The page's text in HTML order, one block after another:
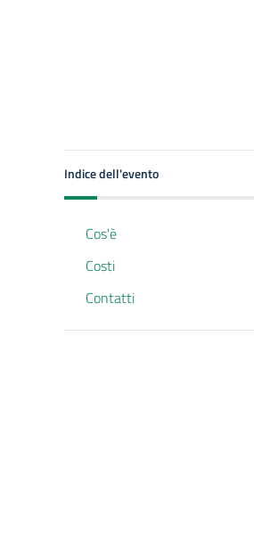
Indice dell'evento
Cos'è
Costi
Contatti